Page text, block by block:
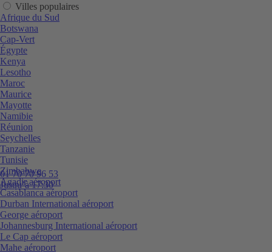
01 70 70 96 53
Jusqu’à 17:30
Villes populaires
Afrique du Sud
Botswana
Cap-Vert
Égypte
Kenya
Lesotho
Maroc
Maurice
Mayotte
Namibie
Réunion
Seychelles
Tanzanie
Tunisie
Zimbabwe
Agadir aéroport
Casablanca aéroport
Durban International aéroport
George aéroport
Johannesburg International aéroport
Le Cap aéroport
Mahe aéroport